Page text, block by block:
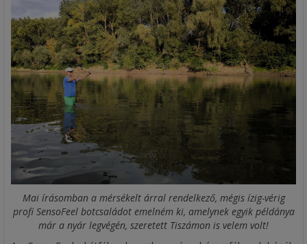
Mai írásomban a mérsékelt árral rendelkező, mégis ízig-vérig
profi SensoFeel botcsaládot emelném ki, amelynek egyik példánya
már a nyár legvégén, szeretett Tiszámon is velem volt!